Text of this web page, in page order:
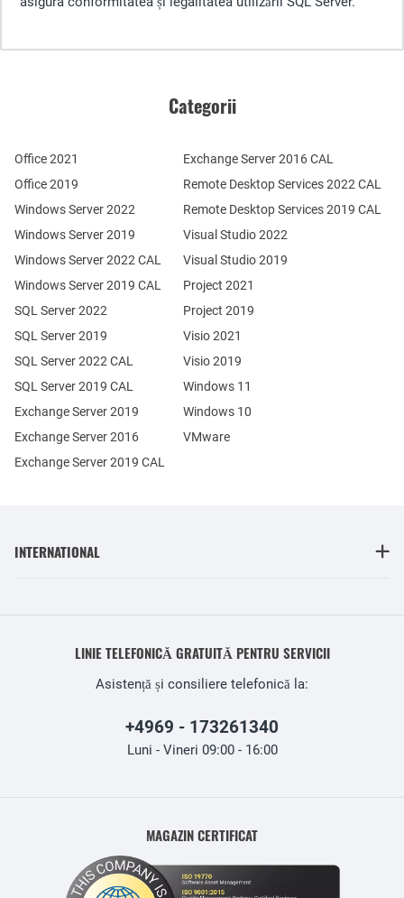
Categorii
Office 2021
Office 2019
Windows Server 2022
Windows Server 2019
Exchange Server 2019
Exchange Server 2016
SQL Server 2022
SQL Server 2019
Windows Server 2022 CAL
Windows Server 2019 CAL
SQL Server 2022 CAL
SQL Server 2019 CAL
Remote Desktop Services 2022 CAL
Remote Desktop Services 2019 CAL
Exchange Server 2019 CAL
Exchange Server 2016 CAL
Visual Studio 2022
Visual Studio 2019
Project 2021
Project 2019
Visio 2021
Visio 2019
Windows 11
Windows 10
VMware
INTERNATIONAL
LINIE TELEFONICĂ GRATUITĂ PENTRU SERVICII
Asistență și consiliere telefonică la:
+4969 - 173261340
Luni - Vineri 09:00 - 16:00
MAGAZIN CERTIFICAT